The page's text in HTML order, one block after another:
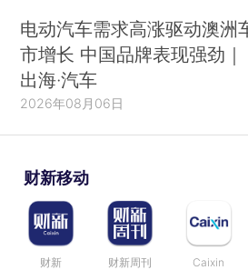
2017 年1 至5 月公司治理指
趋势最高达到107.70，但在6
回落到102.63。体现出相较于
会各利益相关方对公司治理的
的ESG 整体走势，成为当期区
雨表”，也一定程度上地反映区
投资的发展状态，为监管机构
指向性的决策参考，为金融及
电动汽车需求高涨驱动澳洲
市增长 中国品牌表现强劲｜
出海·汽车
2026年08月06日
财新移动
财新 财新周刊 Caixin